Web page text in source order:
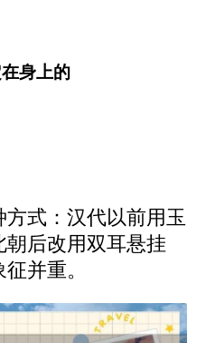
身上的
式：汉代以前用玉
后改用双耳悬挂
并重。